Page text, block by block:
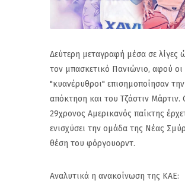
Δεύτερη μεταγραφή μέσα σε λίγες
τον μπασκετικό Πανιώνιο, αφού οι
"κυανέρυθροι" επισημοποίησαν την
απόκτηση και του Τζάστιν Μάρτιν.
29χρονος Αμερικανός παίκτης
ενισχύσει την ομάδα της Νέας
θέση του φόργουορντ.
Αναλυτικά η ανακοίνωση της ΚΑΕ: